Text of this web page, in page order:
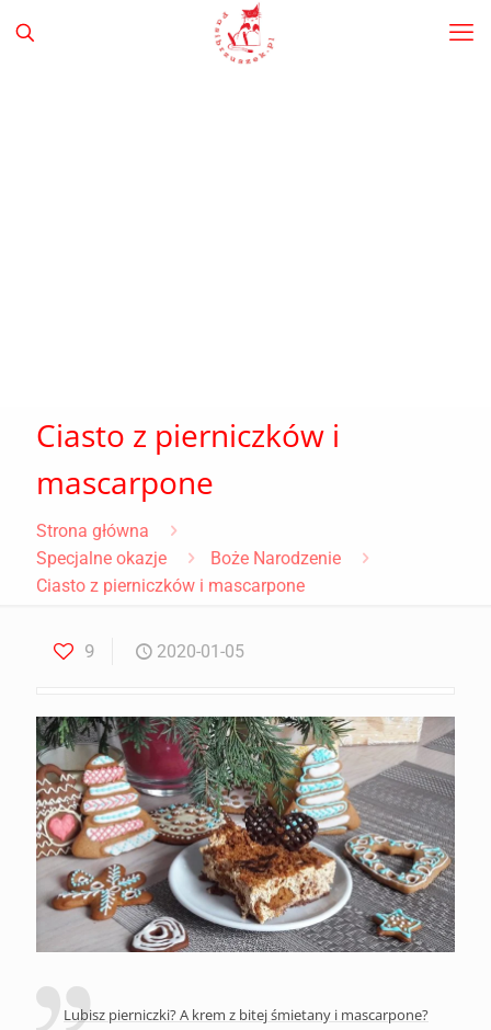
Ciasto z pierniczków i
mascarpone
Strona główna
Specjalne okazje
Boże Narodzenie
Ciasto z pierniczków i mascarpone
9 2020-01-05
Lubisz pierniczki? A krem z bitej śmietany i mascarpone?